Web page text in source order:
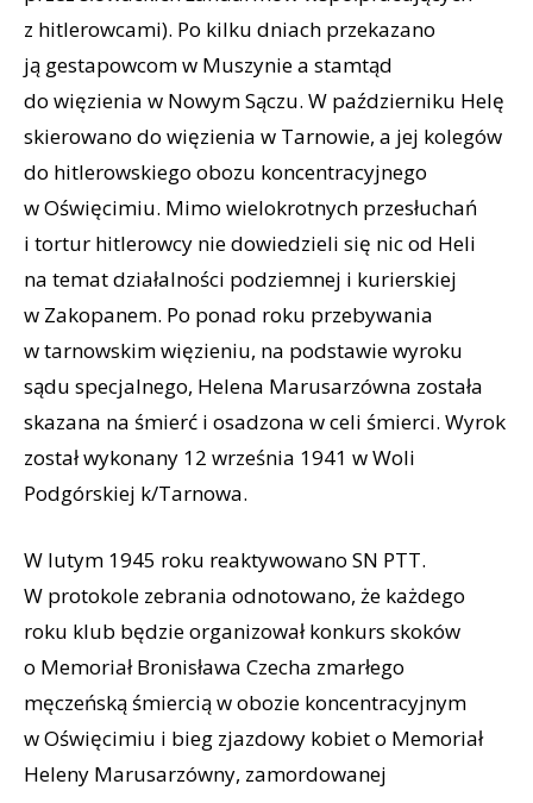
z hitlerowcami). Po kilku dniach przekazano
ją gestapowcom w Muszynie a stamtąd
do więzienia w Nowym Sączu. W październiku Helę
skierowano do więzienia w Tarnowie, a jej kolegów
do hitlerowskiego obozu koncentracyjnego
w Oświęcimiu. Mimo wielokrotnych przesłuchań
i tortur hitlerowcy nie dowiedzieli się nic od Heli
na temat działalności podziemnej i kurierskiej
w Zakopanem. Po ponad roku przebywania
w tarnowskim więzieniu, na podstawie wyroku
sądu specjalnego, Helena Marusarzówna została
skazana na śmierć i osadzona w celi śmierci. Wyrok
został wykonany 12 września 1941 w Woli
Podgórskiej k/Tarnowa.
W lutym 1945 roku reaktywowano SN PTT.
W protokole zebrania odnotowano, że każdego
roku klub będzie organizował konkurs skoków
o Memoriał Bronisława Czecha zmarłego
męczeńską śmiercią w obozie koncentracyjnym
w Oświęcimiu i bieg zjazdowy kobiet o Memoriał
Heleny Marusarzówny, zamordowanej